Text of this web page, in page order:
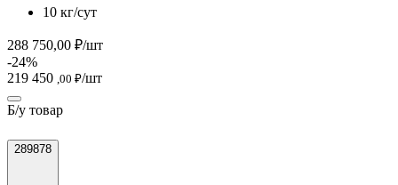
10 кг/сут
288 750,00 ₽/шт
-24%
219 450 ,00 ₽/шт
Б/у товар
289878